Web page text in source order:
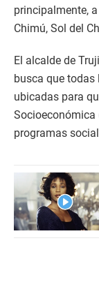
principalmente,
Chimú, Sol del
El alcalde de
busca que
ubicadas para
Socioeconómica
programas